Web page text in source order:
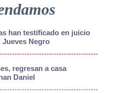
han testificado en juicio
Negro
regresan a casa
Daniel